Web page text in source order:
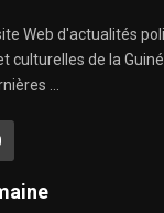
Web d'actualités
culturelles de la
...